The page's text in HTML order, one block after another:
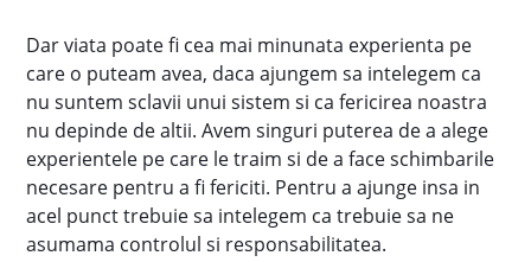
Dar viata poate fi cea mai minunata experienta pe
care o puteam avea, daca ajungem sa intelegem ca
nu suntem sclavii unui sistem si ca fericirea noastra
nu depinde de altii. Avem singuri puterea de a alege
experientele pe care le traim si de a face schimbarile
necesare pentru a fi fericiti. Pentru a ajunge insa in
acel punct trebuie sa intelegem ca trebuie sa ne
asumama controlul si responsabilitatea.